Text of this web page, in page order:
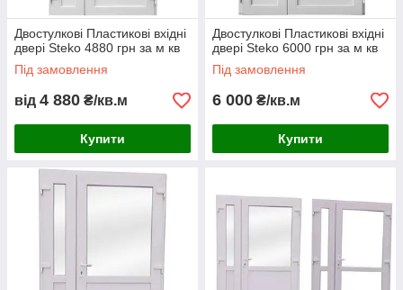
Двостулкові Пластикові вхідні
двері Steko 4880 грн за м кв
Під замовлення
від 4 880 ₴/кв.м
Купити
Двостулкові Пластикові вхідні
двері Steko 6000 грн за м кв
Під замовлення
6 000 ₴/кв.м
Купити